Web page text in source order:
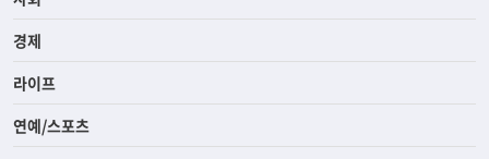
경제
라이프
연예/스포츠